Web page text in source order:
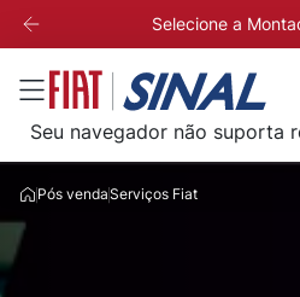
Selecione a
Seu navegador não suporta
Pós vendaServiços Fiat